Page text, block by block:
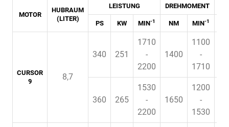
MOTOR
HUBRAUM
(LITER)
LEISTUNG DREHMOMENT
PS KW MIN-1 NM MIN-1
CURSOR
9
8,7
340 251
1710
-
2200
1400
1100
-
1710
360 265
1530
-
2200
1650
1200
-
1530